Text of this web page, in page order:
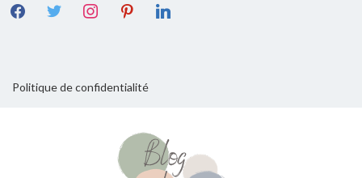
Politique de confidentialité